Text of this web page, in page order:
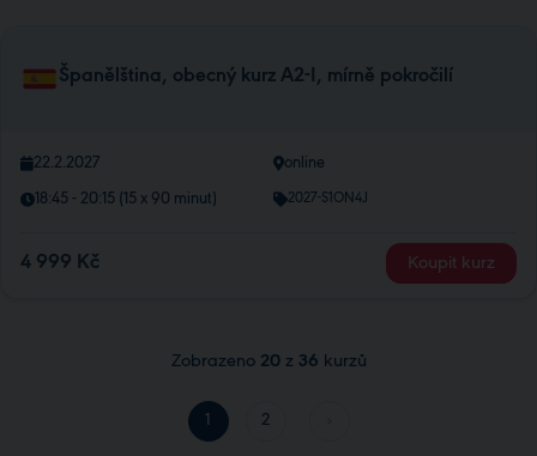
Španělština, obecný kurz A2-I, mírně pokročilí
22.2.2027 online
18:45 - 20:15 (15 x 90 minut) 2027-S1ON4J
4 999 Kč Koupit kurz
Zobrazeno 20z 36 kurzů
1 2